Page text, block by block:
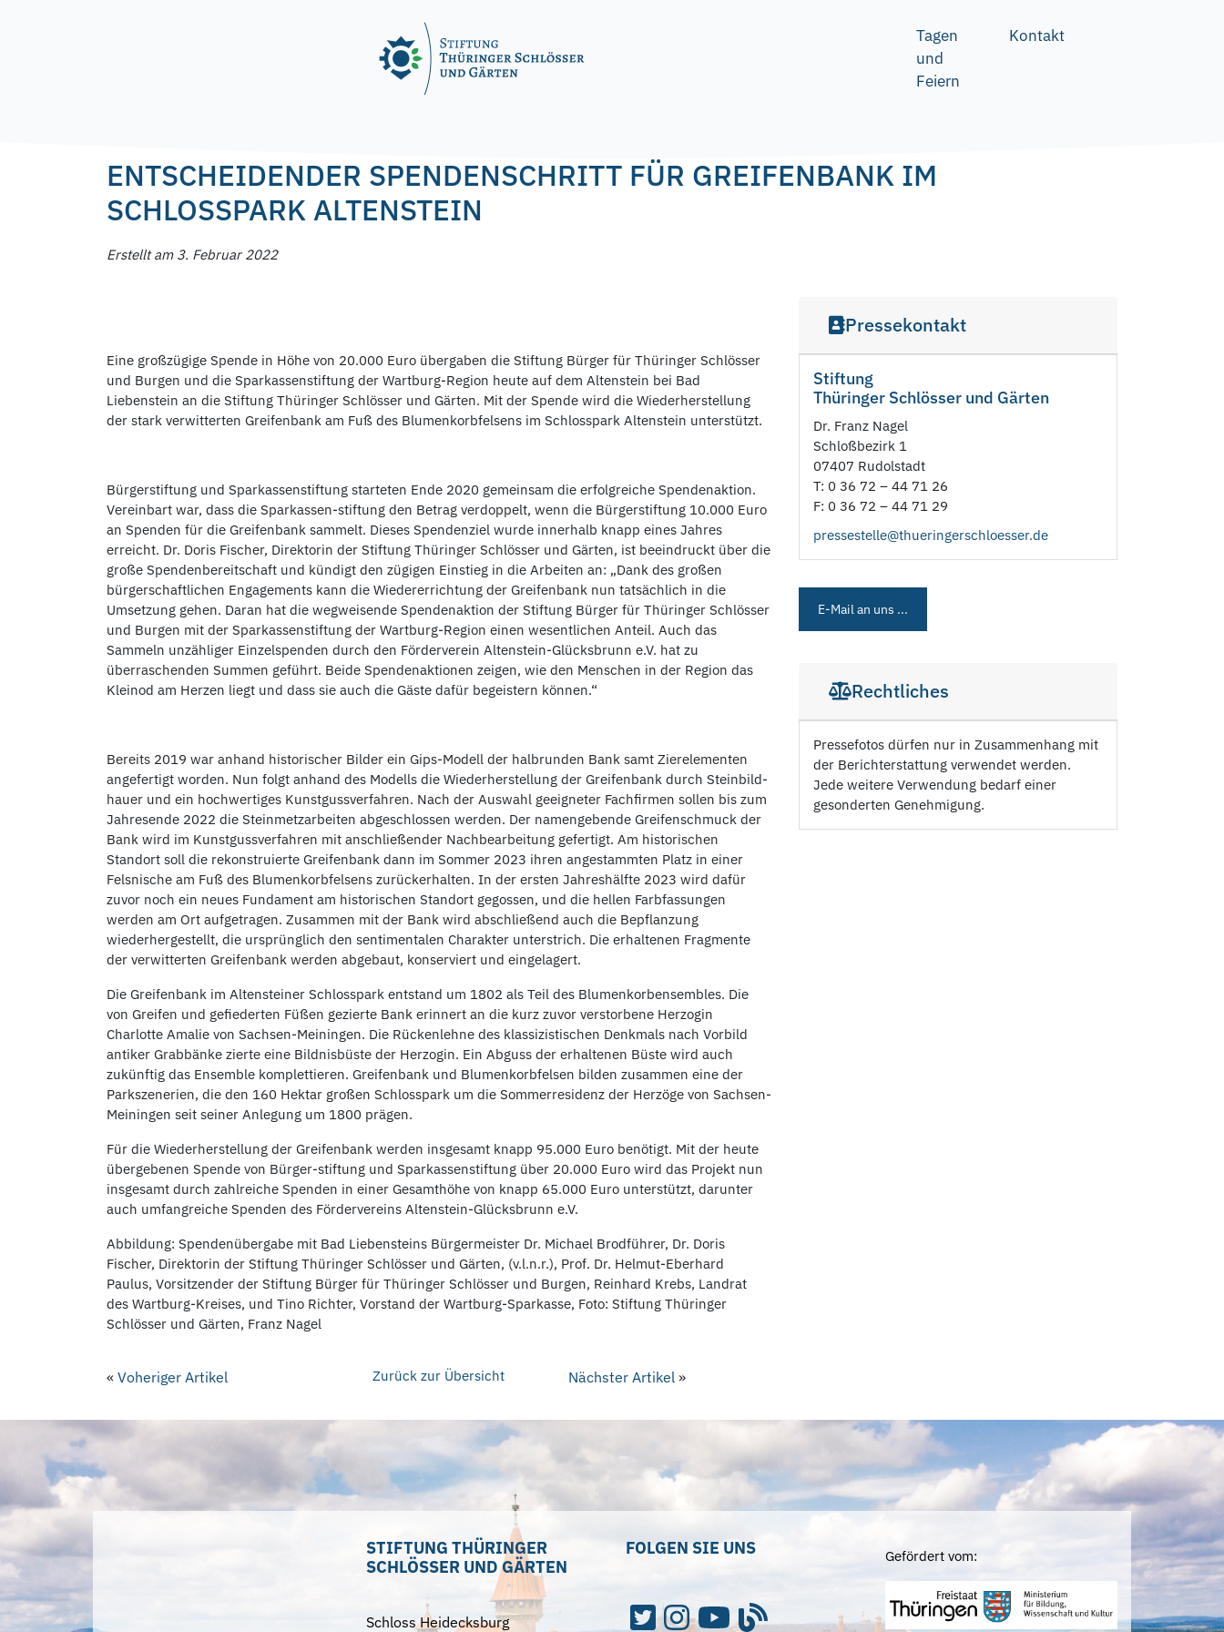
Tagen
und
Feiern
Kontakt
ENTSCHEIDENDER SPENDENSCHRITT FÜR GREIFENBANK IM
SCHLOSSPARK ALTENSTEIN
Erstellt am 3. Februar 2022
Eine großzügige Spende in Höhe von 20.000 Euro übergaben die Stiftung Bürger für Thüringer Schlösser
und Burgen und die Sparkassenstiftung der Wartburg-Region heute auf dem Altenstein bei Bad
Liebenstein an die Stiftung Thüringer Schlösser und Gärten. Mit der Spende wird die Wiederherstellung
der stark verwitterten Greifenbank am Fuß des Blumenkorbfelsens im Schlosspark Altenstein unterstützt.
Bürgerstiftung und Sparkassenstiftung starteten Ende 2020 gemeinsam die erfolgreiche Spendenaktion.
Vereinbart war, dass die Sparkassen-stiftung den Betrag verdoppelt, wenn die Bürgerstiftung 10.000 Euro
an Spenden für die Greifenbank sammelt. Dieses Spendenziel wurde innerhalb knapp eines Jahres
erreicht. Dr. Doris Fischer, Direktorin der Stiftung Thüringer Schlösser und Gärten, ist beeindruckt über die
große Spendenbereitschaft und kündigt den zügigen Einstieg in die Arbeiten an: „Dank des großen
bürgerschaftlichen Engagements kann die Wiedererrichtung der Greifenbank nun tatsächlich in die
Umsetzung gehen. Daran hat die wegweisende Spendenaktion der Stiftung Bürger für Thüringer Schlösser
und Burgen mit der Sparkassenstiftung der Wartburg-Region einen wesentlichen Anteil. Auch das
Sammeln unzähliger Einzelspenden durch den Förderverein Altenstein-Glücksbrunn e.V. hat zu
überraschenden Summen geführt. Beide Spendenaktionen zeigen, wie den Menschen in der Region das
Kleinod am Herzen liegt und dass sie auch die Gäste dafür begeistern können.“
Bereits 2019 war anhand historischer Bilder ein Gips-Modell der halbrunden Bank samt Zierelementen
angefertigt worden. Nun folgt anhand des Modells die Wiederherstellung der Greifenbank durch Steinbild-
hauer und ein hochwertiges Kunstgussverfahren. Nach der Auswahl geeigneter Fachfirmen sollen bis zum
Jahresende 2022 die Steinmetzarbeiten abgeschlossen werden. Der namengebende Greifenschmuck der
Bank wird im Kunstgussverfahren mit anschließender Nachbearbeitung gefertigt. Am historischen
Standort soll die rekonstruierte Greifenbank dann im Sommer 2023 ihren angestammten Platz in einer
Felsnische am Fuß des Blumenkorbfelsens zurückerhalten. In der ersten Jahreshälfte 2023 wird dafür
zuvor noch ein neues Fundament am historischen Standort gegossen, und die hellen Farbfassungen
werden am Ort aufgetragen. Zusammen mit der Bank wird abschließend auch die Bepflanzung
wiederhergestellt, die ursprünglich den sentimentalen Charakter unterstrich. Die erhaltenen Fragmente
der verwitterten Greifenbank werden abgebaut, konserviert und eingelagert.
Die Greifenbank im Altensteiner Schlosspark entstand um 1802 als Teil des Blumenkorbensembles. Die
von Greifen und gefiederten Füßen gezierte Bank erinnert an die kurz zuvor verstorbene Herzogin
Charlotte Amalie von Sachsen-Meiningen. Die Rückenlehne des klassizistischen Denkmals nach Vorbild
antiker Grabbänke zierte eine Bildnisbüste der Herzogin. Ein Abguss der erhaltenen Büste wird auch
zukünftig das Ensemble komplettieren. Greifenbank und Blumenkorbfelsen bilden zusammen eine der
Parkszenerien, die den 160 Hektar großen Schlosspark um die Sommerresidenz der Herzöge von Sachsen-
Meiningen seit seiner Anlegung um 1800 prägen.
Für die Wiederherstellung der Greifenbank werden insgesamt knapp 95.000 Euro benötigt. Mit der heute
übergebenen Spende von Bürger-stiftung und Sparkassenstiftung über 20.000 Euro wird das Projekt nun
insgesamt durch zahlreiche Spenden in einer Gesamthöhe von knapp 65.000 Euro unterstützt, darunter
auch umfangreiche Spenden des Fördervereins Altenstein-Glücksbrunn e.V.
Abbildung: Spendenübergabe mit Bad Liebensteins Bürgermeister Dr. Michael Brodführer, Dr. Doris
Fischer, Direktorin der Stiftung Thüringer Schlösser und Gärten, (v.l.n.r.), Prof. Dr. Helmut-Eberhard
Paulus, Vorsitzender der Stiftung Bürger für Thüringer Schlösser und Burgen, Reinhard Krebs, Landrat
des Wartburg-Kreises, und Tino Richter, Vorstand der Wartburg-Sparkasse, Foto: Stiftung Thüringer
Schlösser und Gärten, Franz Nagel
« Voheriger Artikel Zurück zur Übersicht Nächster Artikel»
Pressekontakt
Stiftung
Thüringer Schlösser und Gärten
Dr. Franz Nagel
Schloßbezirk 1
07407 Rudolstadt
T: 0 36 72 – 44 71 26
F: 0 36 72 – 44 71 29
pressestelle@thueringerschloesser.de
E-Mail an uns ...
Rechtliches
Pressefotos dürfen nur in Zusammenhang mit
der Berichterstattung verwendet werden.
Jede weitere Verwendung bedarf einer
gesonderten Genehmigung.
STIFTUNG THÜRINGER
SCHLÖSSER UND GÄRTEN
Schloss Heidecksburg
FOLGEN SIE UNS Gefördert vom: